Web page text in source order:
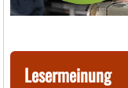
Lesermeinung